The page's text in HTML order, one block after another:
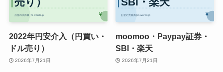
2022年円安介入（円買い・
ドル売り）
2026年7月21日
moomoo・Paypay証券・
SBI・楽天
2026年7月21日